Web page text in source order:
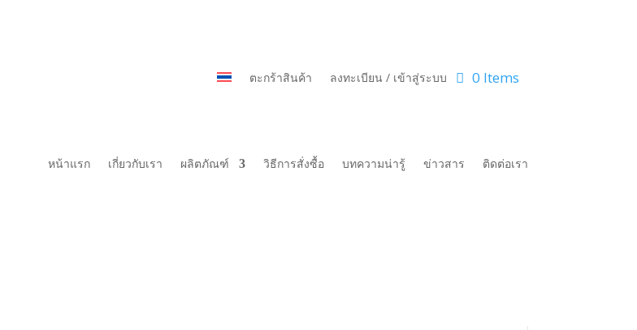
ตะกร้าสินค้า ลงทะเบียน / เข้าสู่ระบบ 0 Items
หน้าแรก เกี่ยวกับเรา ผลิตภัณฑ์ วิธีการสั่งซื้อ บทความน่ารู้ ข่าวสาร ติดต่อเรา